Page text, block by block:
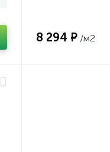
8 294 ₽ /м2